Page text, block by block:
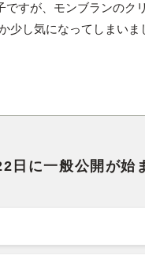
ですが、モンブランのク
少し気になってしまいま
日に一般公開が始